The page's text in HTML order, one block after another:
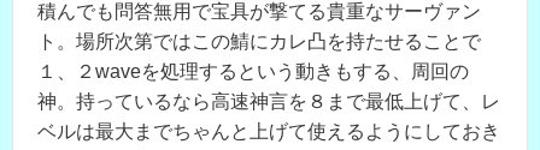
積んでも問答無用で宝具が撃てる貴重なサーヴァン
ト。場所次第ではこの鯖にカレ凸を持たせることで
１、２waveを処理するという動きもする、周回の
神。持っているなら高速神言を８まで最低上げて、レ
ベルは最大までちゃんと上げて使えるようにしておき